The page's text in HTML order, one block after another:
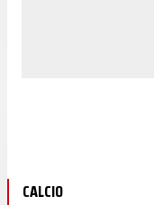
CALCIO